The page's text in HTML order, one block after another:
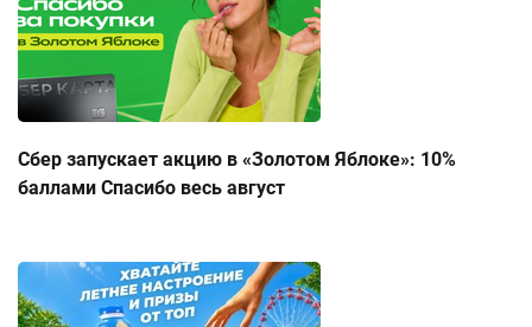
Сбер запускает акцию в «Золотом Яблоке»: 10%
баллами Спасибо весь август